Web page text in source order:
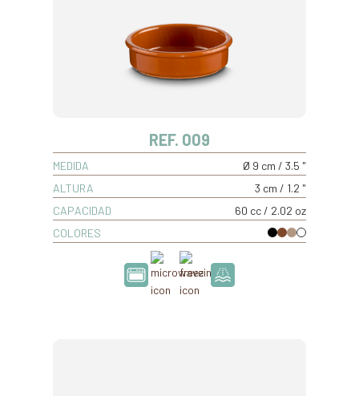
REF. 009
MEDIDA
Ø 9 cm / 3.5 "
ALTURA
3 cm / 1.2 "
CAPACIDAD
60 cc / 2.02 oz
COLORES